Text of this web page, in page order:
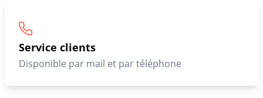
Service clients
Disponible par mail et par téléphone